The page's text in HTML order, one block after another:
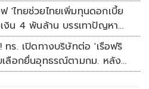
'ไทยช่วยไทยเพิ่มทุนดอกเบี้ย
งิน 4 พันล้าน บรรเทาปัญหา
ทร. เปิดทางบริษัทต่อ 'เรือฟริ
เลือกยื่นอุทธรณ์ตามกม. หลัง
ร้อย